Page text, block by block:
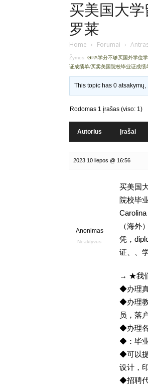
买美国大
罗莱
Home › Forumai ›
Žymos: GPA学分不够买国外学位
证成绩单/买卖美国院校毕业证成绩
This topic has 0
Rodomas 1 įrašas (viso: 1)
Autorius Įrašai
2023 10 liepos @ 16:56
Anonimas
Neaktyvus
买美国
院校毕
（海外
凭，
证、、
→ ★我
◆办理
◆办理
员，落
◆办理
◆：毕
◆可以提
设计，
◆招聘